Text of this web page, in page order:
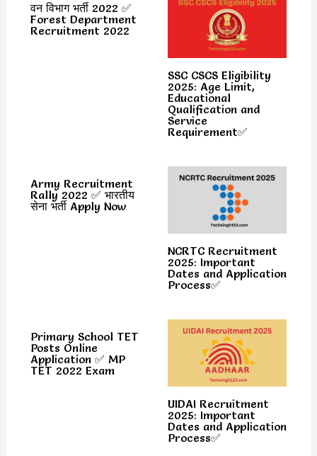
वन विभाग भर्ती 2022 ✅
Forest Department
Recruitment 2022
SSC CSCS Eligibility
2025: Age Limit,
Educational
Qualification and
Service
Requirement✅
Army Recruitment
Rally 2022 ✅ भारतीय
सेना भर्ती Apply Now
NCRTC Recruitment
2025: Important
Dates and Application
Process✅
Primary School TET
Posts Online
Application ✅ MP
TET 2022 Exam
UIDAI Recruitment
2025: Important
Dates and Application
Process✅